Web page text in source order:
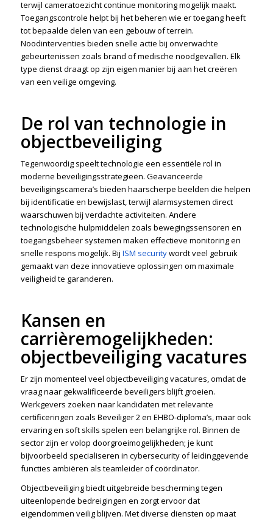
terwijl cameratoezicht continue monitoring mogelijk maakt.
Toegangscontrole helpt bij het beheren wie er toegang heeft
tot bepaalde delen van een gebouw of terrein.
Noodinterventies bieden snelle actie bij onverwachte
gebeurtenissen zoals brand of medische noodgevallen. Elk
type dienst draagt op zijn eigen manier bij aan het creëren
van een veilige omgeving.
De rol van technologie in
objectbeveiliging
Tegenwoordig speelt technologie een essentiële rol in
moderne beveiligingsstrategieën. Geavanceerde
beveiligingscamera’s bieden haarscherpe beelden die helpen
bij identificatie en bewijslast, terwijl alarmsystemen direct
waarschuwen bij verdachte activiteiten. Andere
technologische hulpmiddelen zoals bewegingssensoren en
toegangsbeheer systemen maken effectieve monitoring en
snelle respons mogelijk. Bij ISM securitywordt veel gebruik
gemaakt van deze innovatieve oplossingen om maximale
veiligheid te garanderen.
Kansen en
carrièremogelijkheden:
objectbeveiliging vacatures
Er zijn momenteel veel objectbeveiliging vacatures, omdat de
vraag naar gekwalificeerde beveiligers blijft groeien.
Werkgevers zoeken naar kandidaten met relevante
certificeringen zoals Beveiliger 2 en EHBO-diploma’s, maar ook
ervaring en soft skills spelen een belangrijke rol. Binnen de
sector zijn er volop doorgroeimogelijkheden; je kunt
bijvoorbeeld specialiseren in cybersecurity of leidinggevende
functies ambiëren als teamleider of coördinator.
Objectbeveiliging biedt uitgebreide bescherming tegen
uiteenlopende bedreigingen en zorgt ervoor dat
eigendommen veilig blijven. Met diverse diensten op maat